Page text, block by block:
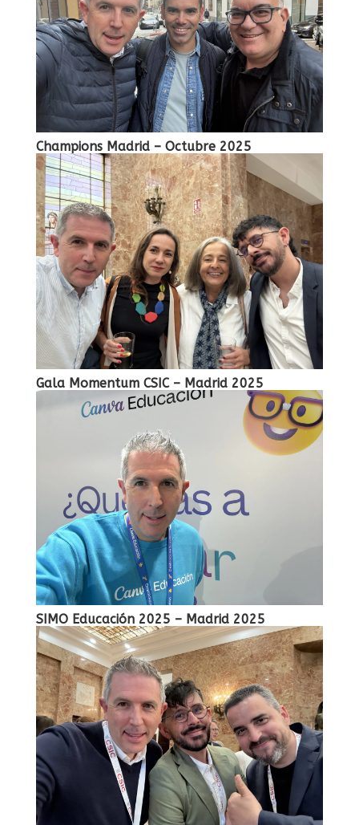
Champions Madrid – Octubre 2025
Gala Momentum CSIC – Madrid 2025
SIMO Educación 2025 – Madrid 2025